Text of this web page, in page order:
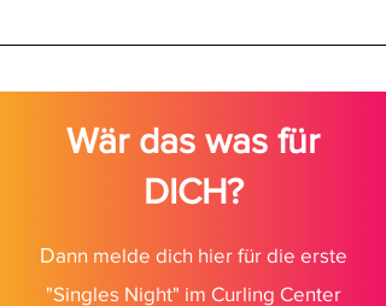
Wär das was für
DICH?
Dann melde dich hier für die erste
"Singles Night" im Curling Center